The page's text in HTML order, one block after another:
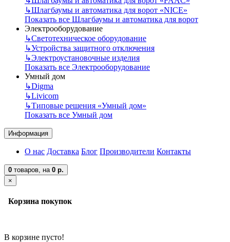
↳Шлагбаумы и автоматика для ворот «NICE»
Показать все Шлагбаумы и автоматика для ворот
Электрооборудование
↳Светотехническое оборудование
↳Устройства защитного отключения
↳Электроустановочные изделия
Показать все Электрооборудование
Умный дом
↳Digma
↳Livicom
↳Типовые решения «Умный дом»
Показать все Умный дом
Информация
О нас Доставка Блог Производители Контакты
0 товаров, на 0 р.
×
Корзина покупок
В корзине пусто!